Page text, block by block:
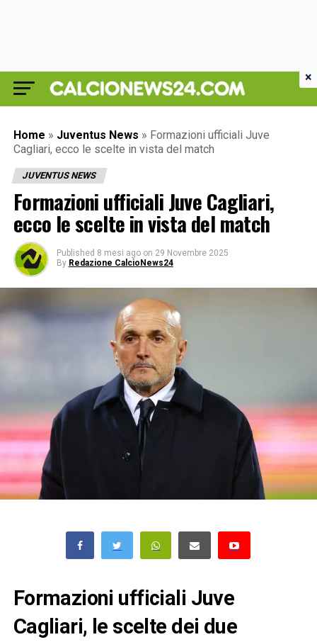
Home » Juventus News » Formazioni ufficiali Juve
Cagliari, ecco le scelte in vista del match
JUVENTUS NEWS
Formazioni ufficiali Juve Cagliari,
ecco le scelte in vista del match
Published 8 mesi ago on 29 Novembre 2025
By Redazione CalcioNews24
Formazioni ufficiali Juve
Cagliari, le scelte dei due
×